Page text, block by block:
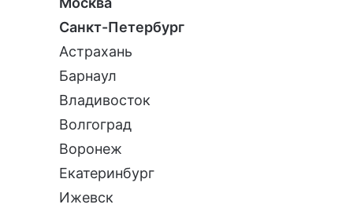
Санкт-Петербург
Астрахань
Барнаул
Владивосток
Волгоград
Воронеж
Екатеринбург
Ижевск